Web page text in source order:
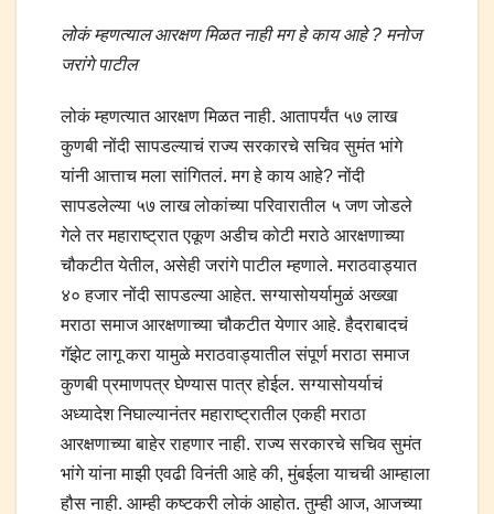
लोकं म्हणत्याल आरक्षण मिळत नाही मग हे काय आहे ? मनोज
जरांगे पाटील
लोकं म्हणत्यात आरक्षण मिळत नाही. आतापर्यंत ५७ लाख
कुणबी नोंदी सापडल्याचं राज्य सरकारचे सचिव सुमंत भांगे
यांनी आत्ताच मला सांगितलं. मग हे काय आहे? नोंदी
सापडलेल्या ५७ लाख लोकांच्या परिवारातील ५ जण जोडले
गेले तर महाराष्ट्रात एकूण अडीच कोटी मराठे आरक्षणाच्या
चौकटीत येतील, असेही जरांगे पाटील म्हणाले. मराठवाड्यात
४० हजार नोंदी सापडल्या आहेत. सग्यासोयर्यामुळं अख्खा
मराठा समाज आरक्षणाच्या चौकटीत येणार आहे. हैदराबादचं
गॅझेट लागू करा यामुळे मराठवाड्यातील संपूर्ण मराठा समाज
कुणबी प्रमाणपत्र घेण्यास पात्र होईल. सग्यासोयर्याचं
अध्यादेश निघाल्यानंतर महाराष्ट्रातील एकही मराठा
आरक्षणाच्या बाहेर राहणार नाही. राज्य सरकारचे सचिव सुमंत
भांगे यांना माझी एवढी विनंती आहे की, मुंबईला याचची आम्हाला
हौस नाही. आम्ही कष्टकरी लोकं आहोत. तुम्ही आज, आजच्या